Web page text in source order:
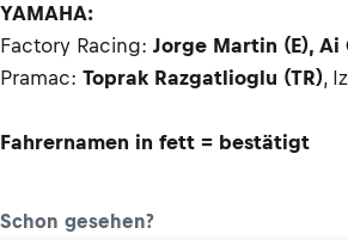
YAMAHA:
Factory Racing: Jorge Martin (E), Ai
Pramac: Toprak Razgatlioglu (TR),
Fahrernamen in fett = bestätigt
Schon gesehen?